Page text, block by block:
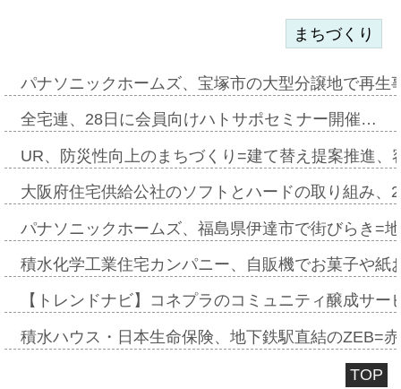
まちづくり
パナソニックホームズ、宝塚市の大型分譲地で再
全宅連、28日に会員向けハトサポセミナー開催…
UR、防災性向上のまちづくり=建て替え提案推進
大阪府住宅供給公社のソフトとハードの取り組み
パナソニックホームズ、福島県伊達市で街びらき=
積水化学工業住宅カンパニー、自販機でお菓子や
【トレンドナビ】コネプラのコミュニティ醸成サ
積水ハウス・日本生命保険、地下鉄駅直結のZEB=
TOP